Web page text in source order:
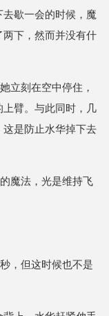
歇一会的时候，魔
下，然而并没有什
立刻在空中停住，
臂。与此同时，几
是防止水华掉下去
魔法，光是维持飞
，但这时候也不是